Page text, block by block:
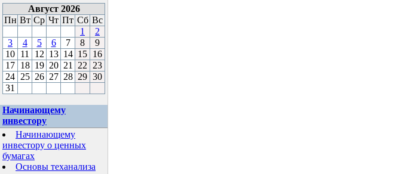
Август 2026
Пн Вт Ср Чт Пт Сб Вс
1
2
3
4 5 6 7 8
9
10 11 12 13 14 15 16
17 18 19 20 21 22
23
24 25 26 27 28 29 30
31
Начинающему
инвестору
Начинающему
инвестору о ценных
бумагах
Основы теханализа